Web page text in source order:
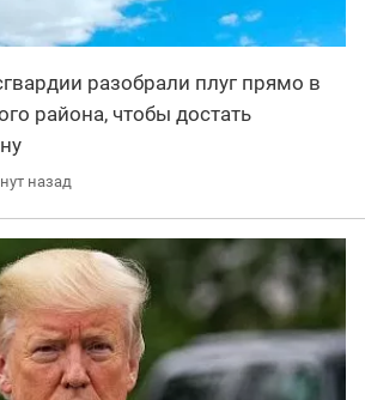
разобрали плуг прямо в
района, чтобы достать
назад